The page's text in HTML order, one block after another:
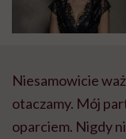
Niesamowicie
otaczamy. Mój
oparciem. Nigdy